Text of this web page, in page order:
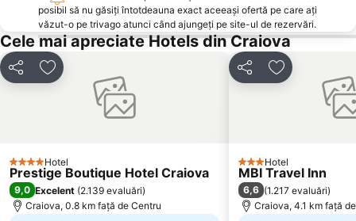
posibil să nu găsiți întotdeauna exact aceeași ofertă pe care ați
văzut-o pe trivago atunci când ajungeți pe site-ul de rezervări.
Cele mai apreciate Hotels din Craiova
DistribuițiAdăugaţi la favorite
4 SteleHotel
Prestige Boutique Hotel Craiova
9,0 Excelent (2.139 evaluări)
Craiova, 0.8 km faţă de Centru
DistribuițiAdăugaţi la
3 SteleHotel
MBI Travel Inn
6,6 (1.217 evaluări)
Craiova, 4.1 km faţă